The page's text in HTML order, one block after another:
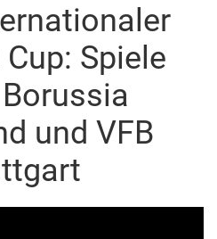
Spiele
und VFB